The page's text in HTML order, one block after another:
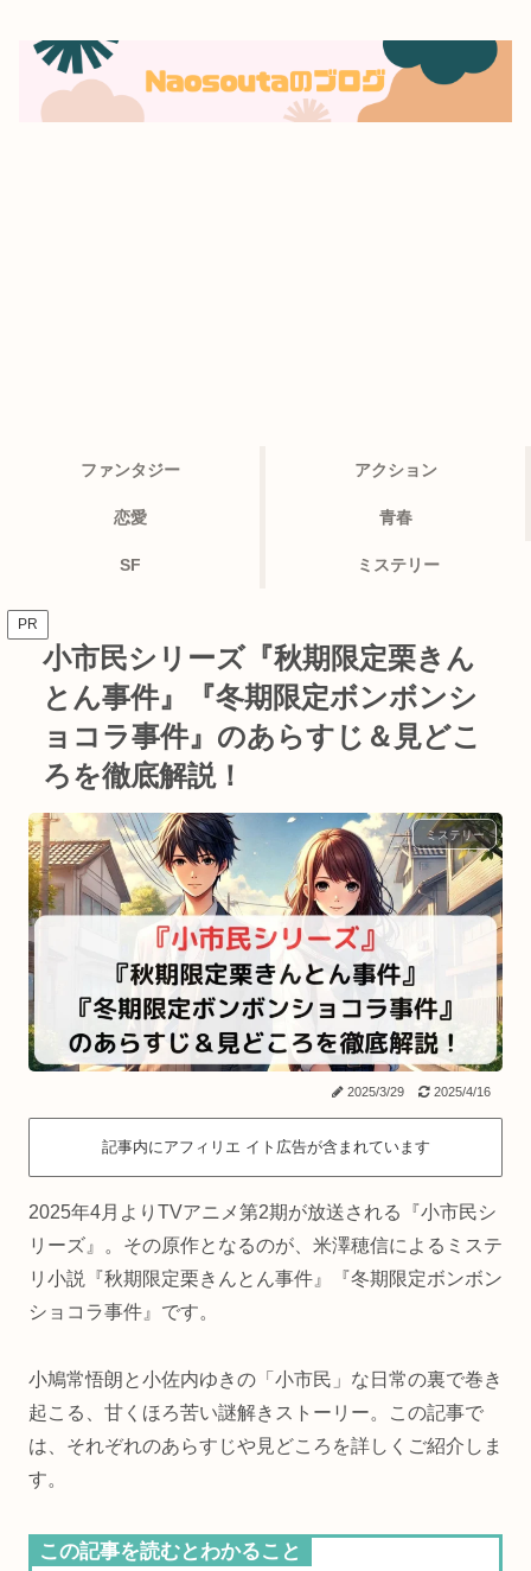
ファンタジー アクション
恋愛 青春
SF ミステリー
PR
小市民シリーズ『秋期限定栗きん
とん事件』『冬期限定ボンボンシ
ョコラ事件』のあらすじ＆見どこ
ろを徹底解説！
ミステリー
2025/3/29 2025/4/16
記事内にアフィリエ イト広告が含まれています
2025年4月よりTVアニメ第2期が放送される『小市民シ
リーズ』。その原作となるのが、米澤穂信によるミステ
リ小説『秋期限定栗きんとん事件』『冬期限定ボンボン
ショコラ事件』です。
小鳩常悟朗と小佐内ゆきの「小市民」な日常の裏で巻き
起こる、甘くほろ苦い謎解きストーリー。この記事で
は、それぞれのあらすじや見どころを詳しくご紹介しま
す。
この記事を読むとわかること